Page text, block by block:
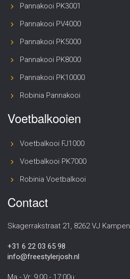
Pannakooi PK3001
Pannakooi PV4000
Pannakooi PK5000
Pannakooi PK8000
Pannakooi PK10000
Robinia Pannakooi
Voetbalkooien
Voetbalkooi FJ1000
Voetbalkooi PK7000
Robinia Voetbalkooi
Contact
Skagerrakstraat 21, 8262 VJ Kampen
+31 6 22 03 65 98
info@freestylerjosh.nl
Ma - Vr: 9:00 - 17:00u